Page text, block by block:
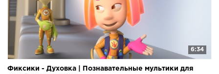
6:34
Фиксики - Духовка | Познавательные мультики для